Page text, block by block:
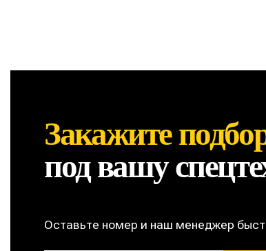
Закажите
под вашу
Оставьте номер и наш менеджер